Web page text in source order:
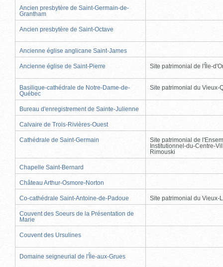
Ancien presbytère de Saint-Germain-de-
Grantham
Ancien presbytère de Saint-Octave
Ancienne église anglicane Saint-James
Ancienne église de Saint-Pierre Site patrimonial de l'Île-
Basilique-cathédrale de Notre-Dame-de-
Québec
Site patrimonial du Vieux-
Bureau d'enregistrement de Sainte-Julienne
Calvaire de Trois-Rivières-Ouest
Cathédrale de Saint-Germain
Site patrimonial de
Institutionnel-du-Centre-
Rimouski
Chapelle Saint-Bernard
Château Arthur-Osmore-Norton
Co-cathédrale Saint-Antoine-de-Padoue Site patrimonial du Vieux-
Couvent des Soeurs de la Présentation de
Marie
Couvent des Ursulines
Domaine seigneurial de l'Île-aux-Grues